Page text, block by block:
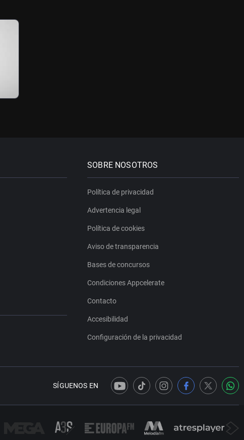
SOBRE NOSOTROS
Política de privacidad
Advertencia legal
Política de cookies
Aviso de transparencia
Bases de concursos
Condiciones Appcelerate
Contacto
Accesibilidad
Configuración de la privacidad
SÍGUENOS EN